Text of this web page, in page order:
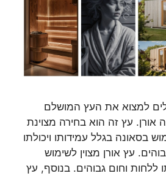
למצוא את העץ המושלם
אורן. עץ זה הוא בחירה מצוינת
בסאונה בגלל עמידותו ויכולתו
עץ אורן מצוין לשימוש
ללחות וחום גבוהים. בנוסף, עץ